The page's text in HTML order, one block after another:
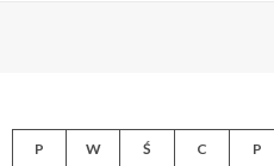
P W Ś C P